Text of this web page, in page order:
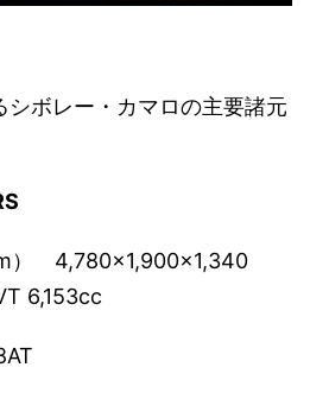
シボレー・カマロの主要諸元
） 4,780×1,900×1,340
6,153cc